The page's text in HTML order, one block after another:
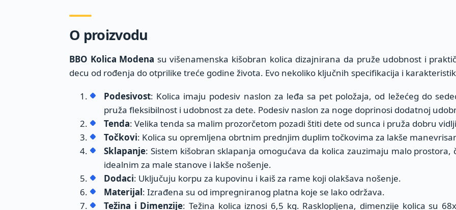
O proizvodu
BBO Kolica Modena su višenamenska kišobran kolica dizajnirana da pruže udobnost i
decu od rođenja do otprilike treće godine života. Evo nekoliko ključnih specifikacija i
Podesivost: Kolica imaju podesiv naslon za leđa sa pet položaja, od ležećeg do
pruža fleksibilnost i udobnost za dete. Podesiv naslon za noge doprinosi dodatnoj
Tenda: Velika tenda sa malim prozorčetom pozadi štiti dete od sunca i pruža dobru
Točkovi: Kolica su opremljena obrtnim prednjim duplim točkovima za lakše
Sklapanje: Sistem kišobran sklapanja omogućava da kolica zauzimaju malo prostora,
idealnim za male stanove i lakše nošenje.
Dodaci: Uključuju korpu za kupovinu i kaiš za rame koji olakšava nošenje.
Materijal: Izrađena su od impregniranog platna koje se lako održava.
Težina i Dimenzije: Težina kolica iznosi 6,5 kg. Rasklopljena, dimenzije kolica su